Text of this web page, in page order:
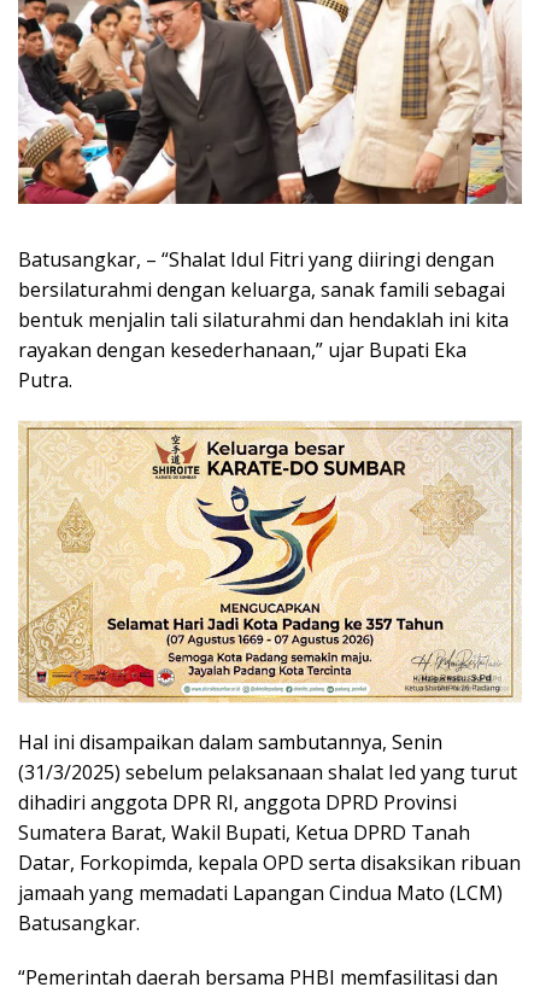
Batusangkar, – “Shalat Idul Fitri yang diiringi dengan
bersilaturahmi dengan keluarga, sanak famili sebagai
bentuk menjalin tali silaturahmi dan hendaklah ini kita
rayakan dengan kesederhanaan,” ujar Bupati Eka
Putra.
Hal ini disampaikan dalam sambutannya, Senin
(31/3/2025) sebelum pelaksanaan shalat Ied yang turut
dihadiri anggota DPR RI, anggota DPRD Provinsi
Sumatera Barat, Wakil Bupati, Ketua DPRD Tanah
Datar, Forkopimda, kepala OPD serta disaksikan ribuan
jamaah yang memadati Lapangan Cindua Mato (LCM)
Batusangkar.
“Pemerintah daerah bersama PHBI memfasilitasi dan